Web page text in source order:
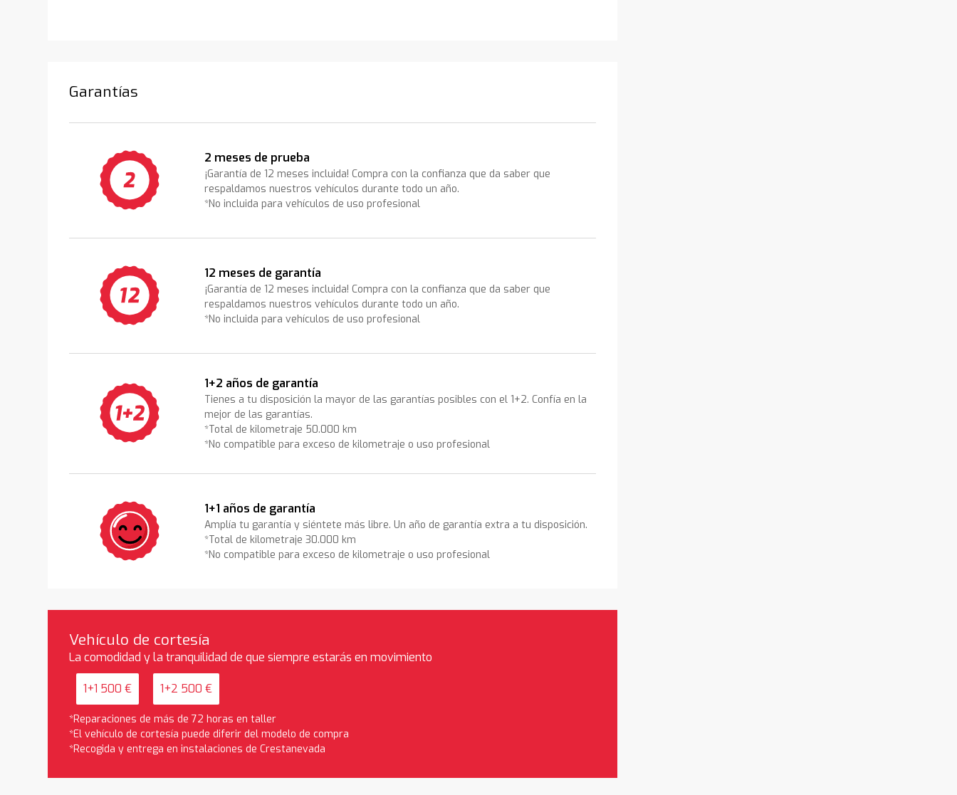
Garantías
2 meses de prueba
¡Garantía de 12 meses incluida! Compra con la confianza que da saber que
respaldamos nuestros vehículos durante todo un año.
*No incluida para vehículos de uso profesional
12 meses de garantía
¡Garantía de 12 meses incluida! Compra con la confianza que da saber que
respaldamos nuestros vehículos durante todo un año.
*No incluida para vehículos de uso profesional
1+2 años de garantía
Tienes a tu disposición la mayor de las garantías posibles con el 1+2. Confía en la
mejor de las garantías.
*Total de kilometraje 50.000 km
*No compatible para exceso de kilometraje o uso profesional
1+1 años de garantía
Amplía tu garantía y siéntete más libre. Un año de garantía extra a tu disposición.
*Total de kilometraje 30.000 km
*No compatible para exceso de kilometraje o uso profesional
Vehículo de cortesía
La comodidad y la tranquilidad de que siempre estarás en movimiento
1+1 500 € 1+2 500 €
*Reparaciones de más de 72 horas en taller
*El vehículo de cortesía puede diferir del modelo de compra
*Recogida y entrega en instalaciones de Crestanevada